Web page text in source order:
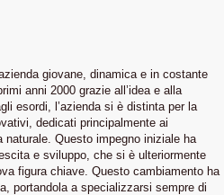
giovane, dinamica e in costante
anni 2000 grazie all’idea e alla
esordi, l’azienda si è distinta per la
dedicati principalmente ai
Questo impegno iniziale ha
e sviluppo, che si è ulteriormente
figura chiave. Questo cambiamento ha
portandola a specializzarsi sempre di